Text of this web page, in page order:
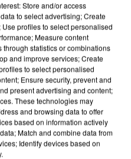
Store and/or access
to select advertising; Create
profiles to select personalised
Measure content
statistics or combinations
and improve services; Create
to select personalised
Ensure security, prevent and
present advertising and content;
These technologies may
and browsing data to offer
based on information actively
Match and combine data from
Identify devices based on